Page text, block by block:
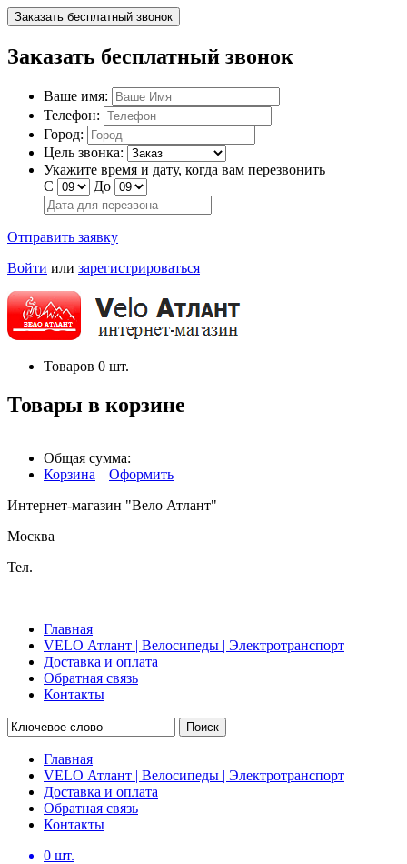
Заказать бесплатный звонок
Заказать бесплатный звонок
Ваше имя:
Телефон:
Город:
Цель звонка:
Укажите время и дату, когда вам перезвонить
С
До
Отправить заявку
Войти или зарегистрироваться
Товаров 0 шт.
Товары в корзине
Общая сумма:
Корзина | Оформить
Интернет-магазин "Вело Атлант"
Москва
Тел.
Главная
VELO Атлант | Велосипеды | Электротранспорт
Доставка и оплата
Обратная связь
Контакты
Поиск
Главная
VELO Атлант | Велосипеды | Электротранспорт
Доставка и оплата
Обратная связь
Контакты
0 шт.